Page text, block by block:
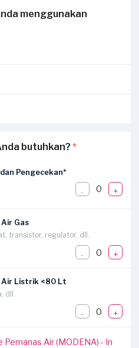
menggunakan
butuhkan? *
Pengecekan*
- 0 +
Gas
transistor, regulator, dll.
- 0 +
Air Listrik <80 Lt
dll.
- 0 +
Air (MODENA) - In